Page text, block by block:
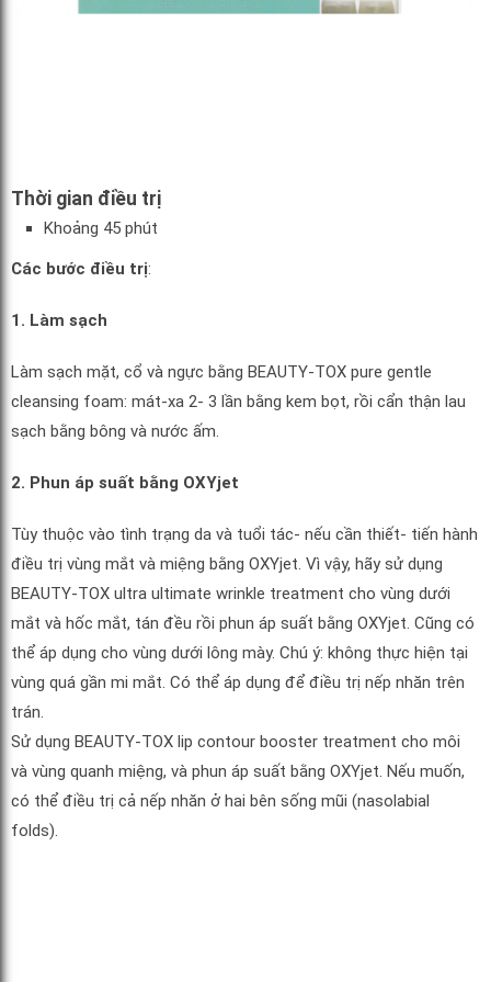
Thời gian điều trị
Khoảng 45 phút
Các bước điều trị:
1. Làm sạch
Làm sạch mặt, cổ và ngực bằng BEAUTY-TOX pure gentle
cleansing foam: mát-xa 2- 3 lần bằng kem bọt, rồi cẩn thận lau
sạch bằng bông và nước ấm.
2. Phun áp suất bằng OXYjet
Tùy thuộc vào tình trạng da và tuổi tác- nếu cần thiết- tiến hành
điều trị vùng mắt và miệng bằng OXYjet. Vì vậy, hãy sử dụng
BEAUTY-TOX ultra ultimate wrinkle treatment cho vùng dưới
mắt và hốc mắt, tán đều rồi phun áp suất bằng OXYjet. Cũng có
thể áp dụng cho vùng dưới lông mày. Chú ý: không thực hiện tại
vùng quá gần mi mắt. Có thể áp dụng để điều trị nếp nhăn trên
trán.
Sử dụng BEAUTY-TOX lip contour booster treatment cho môi
và vùng quanh miệng, và phun áp suất bằng OXYjet. Nếu muốn,
có thể điều trị cả nếp nhăn ở hai bên sống mũi (nasolabial
folds).